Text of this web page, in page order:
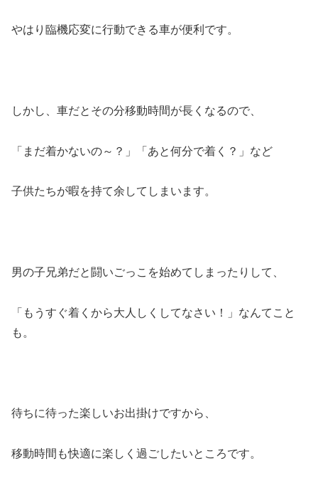
やはり臨機応変に行動できる車が便利です。
しかし、車だとその分移動時間が長くなるので、
「まだ着かないの～？」「あと何分で着く？」など
子供たちが暇を持て余してしまいます。
男の子兄弟だと闘いごっこを始めてしまったりして、
「もうすぐ着くから大人しくしてなさい！」なんてこと
も。
待ちに待った楽しいお出掛けですから、
移動時間も快適に楽しく過ごしたいところです。